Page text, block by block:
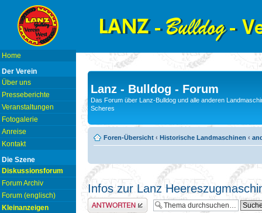
Home
Der Verein
Über uns
Presseberichte
Veranstaltungen
Fotogalerie
Anreise
Kontakt
Die Szene
Diskussionsforum
Forum Archiv
Forum (englisch)
Kleinanzeigen
Lanz - Bulldog - Forum
Das Forum über Lanz-Bulldog und alle anderen
Scheres
Foren-Übersicht ‹ Historische Landmaschinen ‹
Infos zur Lanz
Antwort erstellen